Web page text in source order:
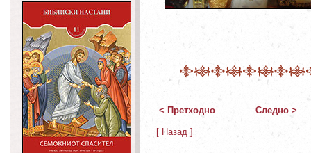
< Претходно Следно >
[ Назад ]